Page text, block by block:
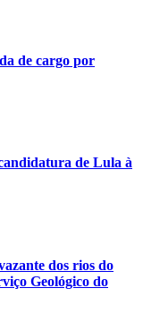
de cargo por
de Lula à
dos rios do
Geológico do